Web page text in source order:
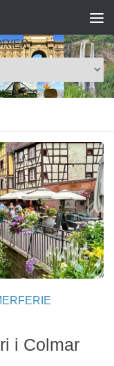
i Colmar